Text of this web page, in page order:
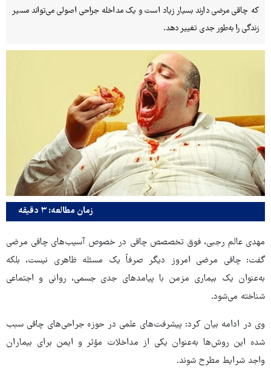
که چاقی مرضی دارند بسیار زیاد است و یک مداخله جراحی اصولی می‌تواند مسیر
زندگی را به‌طور جدی تغییر دهد.
زمان مطالعه: ۳ دقیقه
مهدی عالم‌ رجبی، فوق تخصصص چاقی در خصوص آسیب‌های چاقی مرضی
گفت: چاقی مرضی امروز دیگر صرفاً یک مسئله ظاهری نیست، بلکه
به‌عنوان یک بیماری مزمن با پیامدهای جدی جسمی، روانی و اجتماعی
شناخته می‌شود.
وی در ادامه بیان کرد: پیشرفت‌های علمی در حوزه جراحی‌های چاقی سبب
شده این روش‌ها به‌عنوان یکی از مداخلات مؤثر و ایمن برای بیماران
واجد شرایط مطرح شوند.